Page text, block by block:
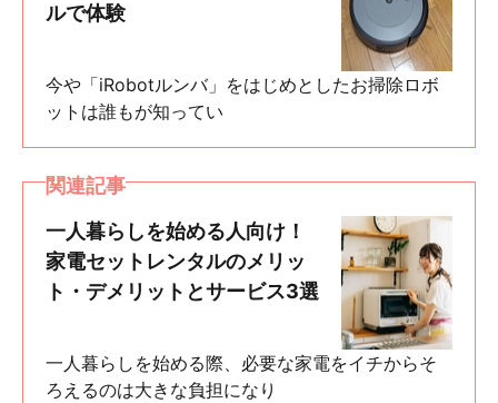
ルで体験
今や「iRobotルンバ」をはじめとしたお掃除ロボ
ットは誰もが知ってい
関連記事
一人暮らしを始める人向け！
家電セットレンタルのメリッ
ト・デメリットとサービス3選
一人暮らしを始める際、必要な家電をイチからそ
ろえるのは大きな負担になり